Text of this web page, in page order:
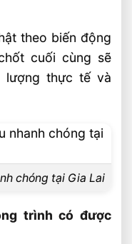
theo biến động
cuối cùng sẽ
lượng thực tế và
chóng tại Gia Lai
trình có được